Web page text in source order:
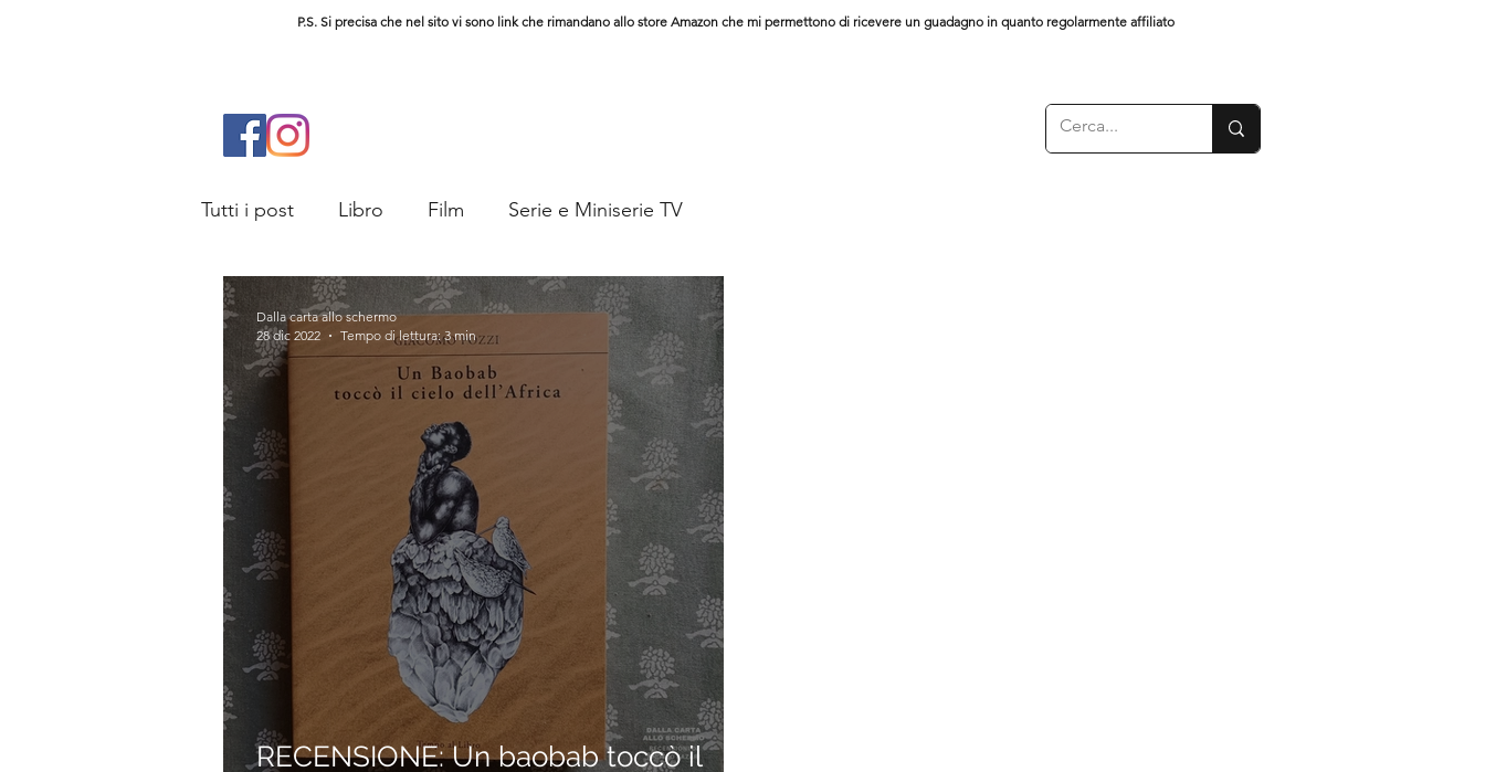
P.S. Si precisa che nel sito vi sono link che rimandano allo store Amazon che mi permettono di ricevere un guadagno in quanto regolarmente affiliato
Tutti i post Libro Film Serie e Miniserie TV
RECENSIONE: Un baobab toccò il
Dalla carta allo schermo
28 dic 2022
Tempo di lettura: 3 min